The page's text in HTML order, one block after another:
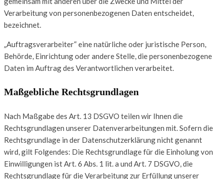
Verarbeitung von personenbezogenen Daten entscheidet,
bezeichnet.
„Auftragsverarbeiter“ eine natürliche oder juristische Person,
Behörde, Einrichtung oder andere Stelle, die personenbezogene
Daten im Auftrag des Verantwortlichen verarbeitet.
Maßgebliche Rechtsgrundlagen
Nach Maßgabe des Art. 13 DSGVO teilen wir Ihnen die
Rechtsgrundlagen unserer Datenverarbeitungen mit. Sofern die
Rechtsgrundlage in der Datenschutzerklärung nicht genannt
wird, gilt Folgendes: Die Rechtsgrundlage für die Einholung von
Einwilligungen ist Art. 6 Abs. 1 lit. a und Art. 7 DSGVO, die
Rechtsgrundlage für die Verarbeitung zur Erfüllung unserer